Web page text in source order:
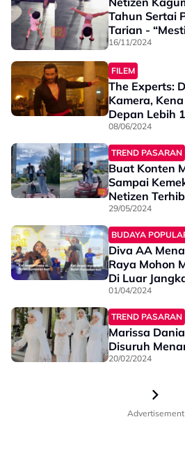
Tahun Sertai
Tarian -
Kandungan
16/11/2024
FILEM
The Experts:
Kamera,
Depan Lebih
Ishak Kongsi
Berlaku
08/06/2024
TREND PASARAN
Buat Konten
Sampai
Netizen
Pasangan Ini
Kami Malu"
29/05/2024
BUDAYA
Diva AA
Raya Mohon
Di Luar
01/04/2024
TREND PASARAN
Marissa
Disuruh
20/02/2024
Advertisement